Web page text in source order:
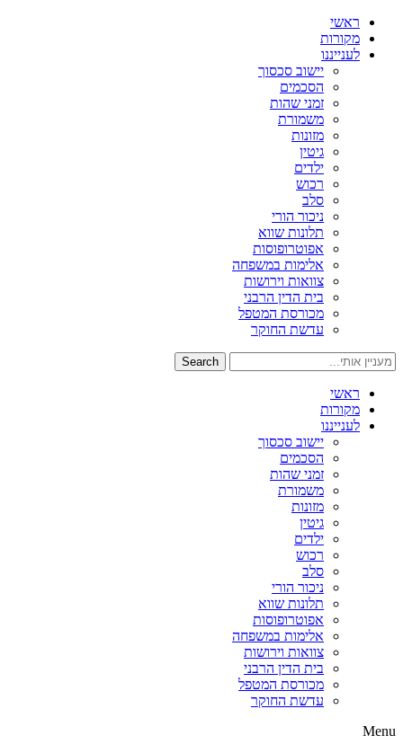
ראשי
מקורות
לענייננו
יישוב סכסוך
הסכמים
זמני שהות
משמורת
מזונות
גיטין
ילדים
רכוש
סלב
ניכור הורי
תלונות שווא
אפוטרופוסות
אלימות במשפחה
צוואות וירושות
בית הדין הרבני
מכורסת המטפל
עדשת החוקר
Search
ראשי
מקורות
לענייננו
יישוב סכסוך
הסכמים
זמני שהות
משמורת
מזונות
גיטין
ילדים
רכוש
סלב
ניכור הורי
תלונות שווא
אפוטרופוסות
אלימות במשפחה
צוואות וירושות
בית הדין הרבני
מכורסת המטפל
עדשת החוקר
Menu